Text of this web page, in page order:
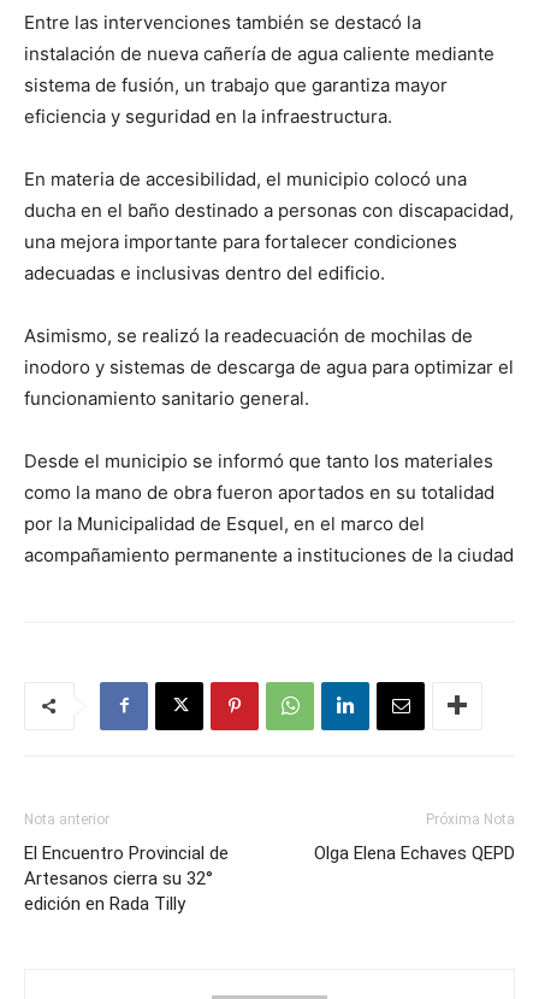
Entre las intervenciones también se destacó la
instalación de nueva cañería de agua caliente mediante
sistema de fusión, un trabajo que garantiza mayor
eficiencia y seguridad en la infraestructura.
En materia de accesibilidad, el municipio colocó una
ducha en el baño destinado a personas con discapacidad,
una mejora importante para fortalecer condiciones
adecuadas e inclusivas dentro del edificio.
Asimismo, se realizó la readecuación de mochilas de
inodoro y sistemas de descarga de agua para optimizar el
funcionamiento sanitario general.
Desde el municipio se informó que tanto los materiales
como la mano de obra fueron aportados en su totalidad
por la Municipalidad de Esquel, en el marco del
acompañamiento permanente a instituciones de la ciudad
Nota anterior
El Encuentro Provincial de
Artesanos cierra su 32°
edición en Rada Tilly
Próxima Nota
Olga Elena Echaves QEPD